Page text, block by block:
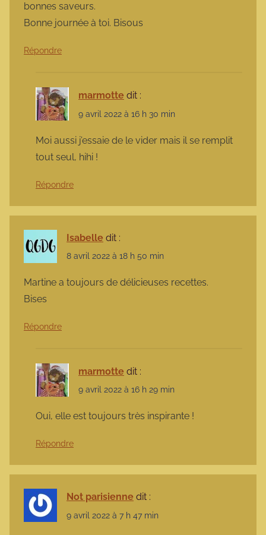
bonnes saveurs.
Bonne journée à toi. Bisous
Répondre
marmotte dit :
9 avril 2022 à 16 h 30 min
Moi aussi j’essaie de le vider mais il se remplit
tout seul, hihi !
Répondre
Isabelle dit :
8 avril 2022 à 18 h 50 min
Martine a toujours de délicieuses recettes.
Bises
Répondre
marmotte dit :
9 avril 2022 à 16 h 29 min
Oui, elle est toujours très inspirante !
Répondre
Not parisienne dit :
9 avril 2022 à 7 h 47 min